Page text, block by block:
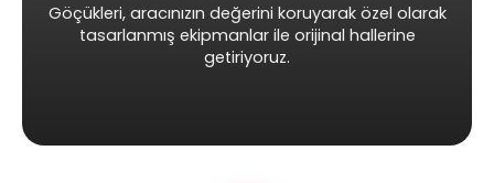
Göçükleri, aracınızın değerini koruyarak özel olarak
tasarlanmış ekipmanlar ile orijinal hallerine
getiriyoruz.